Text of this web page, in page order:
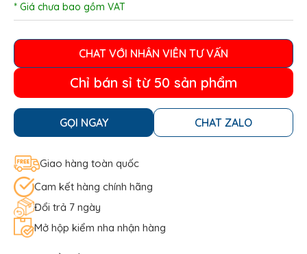
* Giá chưa bao gồm VAT
CHAT VỚI NHÂN VIÊN TƯ VẤN
Chỉ bán sỉ từ 50 sản phẩm
GỌI NGAY CHAT ZALO
Giao hàng toàn quốc
Cam kết hàng chính hãng
Đổi trả 7 ngày
Mở hộp kiểm nha nhận hàng